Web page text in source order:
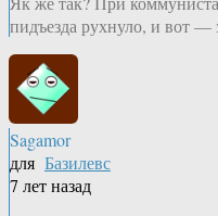
пидъезда рухнуло, и вот
Sagamor
для Базилевс
7 лет назад